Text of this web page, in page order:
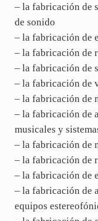
– la fabricación de
de sonido
– la fabricación de
– la fabricación de
– la fabricación de
– la fabricación de
– la fabricación de
– la fabricación de
musicales y
– la fabricación de
– la fabricación de
– la fabricación de
– la fabricación de
equipos